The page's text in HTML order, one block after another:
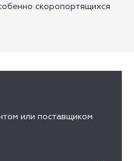
скоропортящихся
или поставщиком